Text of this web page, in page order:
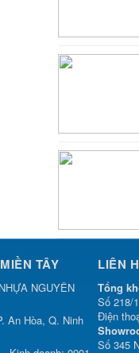
TÂY
NGUYÊN
An Hòa, Q. Ninh
LIÊN
Tổng
Số 218/
Điện
Số 345